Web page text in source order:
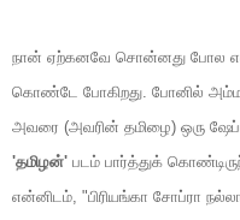
நான் ஏற்கனவே சொன்னது போல
கொண்டே போகிறது. போனில்
அவரை (அவரின் தமிழை) ஒரு
'தமிழன்' படம் பார்த்துக்
என்னிடம், "பிரியங்கா சோப்ரா